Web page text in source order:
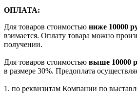
ОПЛАТА:
Для товаров стоимостью ниже 10000
взимается. Оплату товара можно
получении.
Для товаров стоимостью выше 10000
в размере 30%. Предоплата
1. по реквизитам Компании по